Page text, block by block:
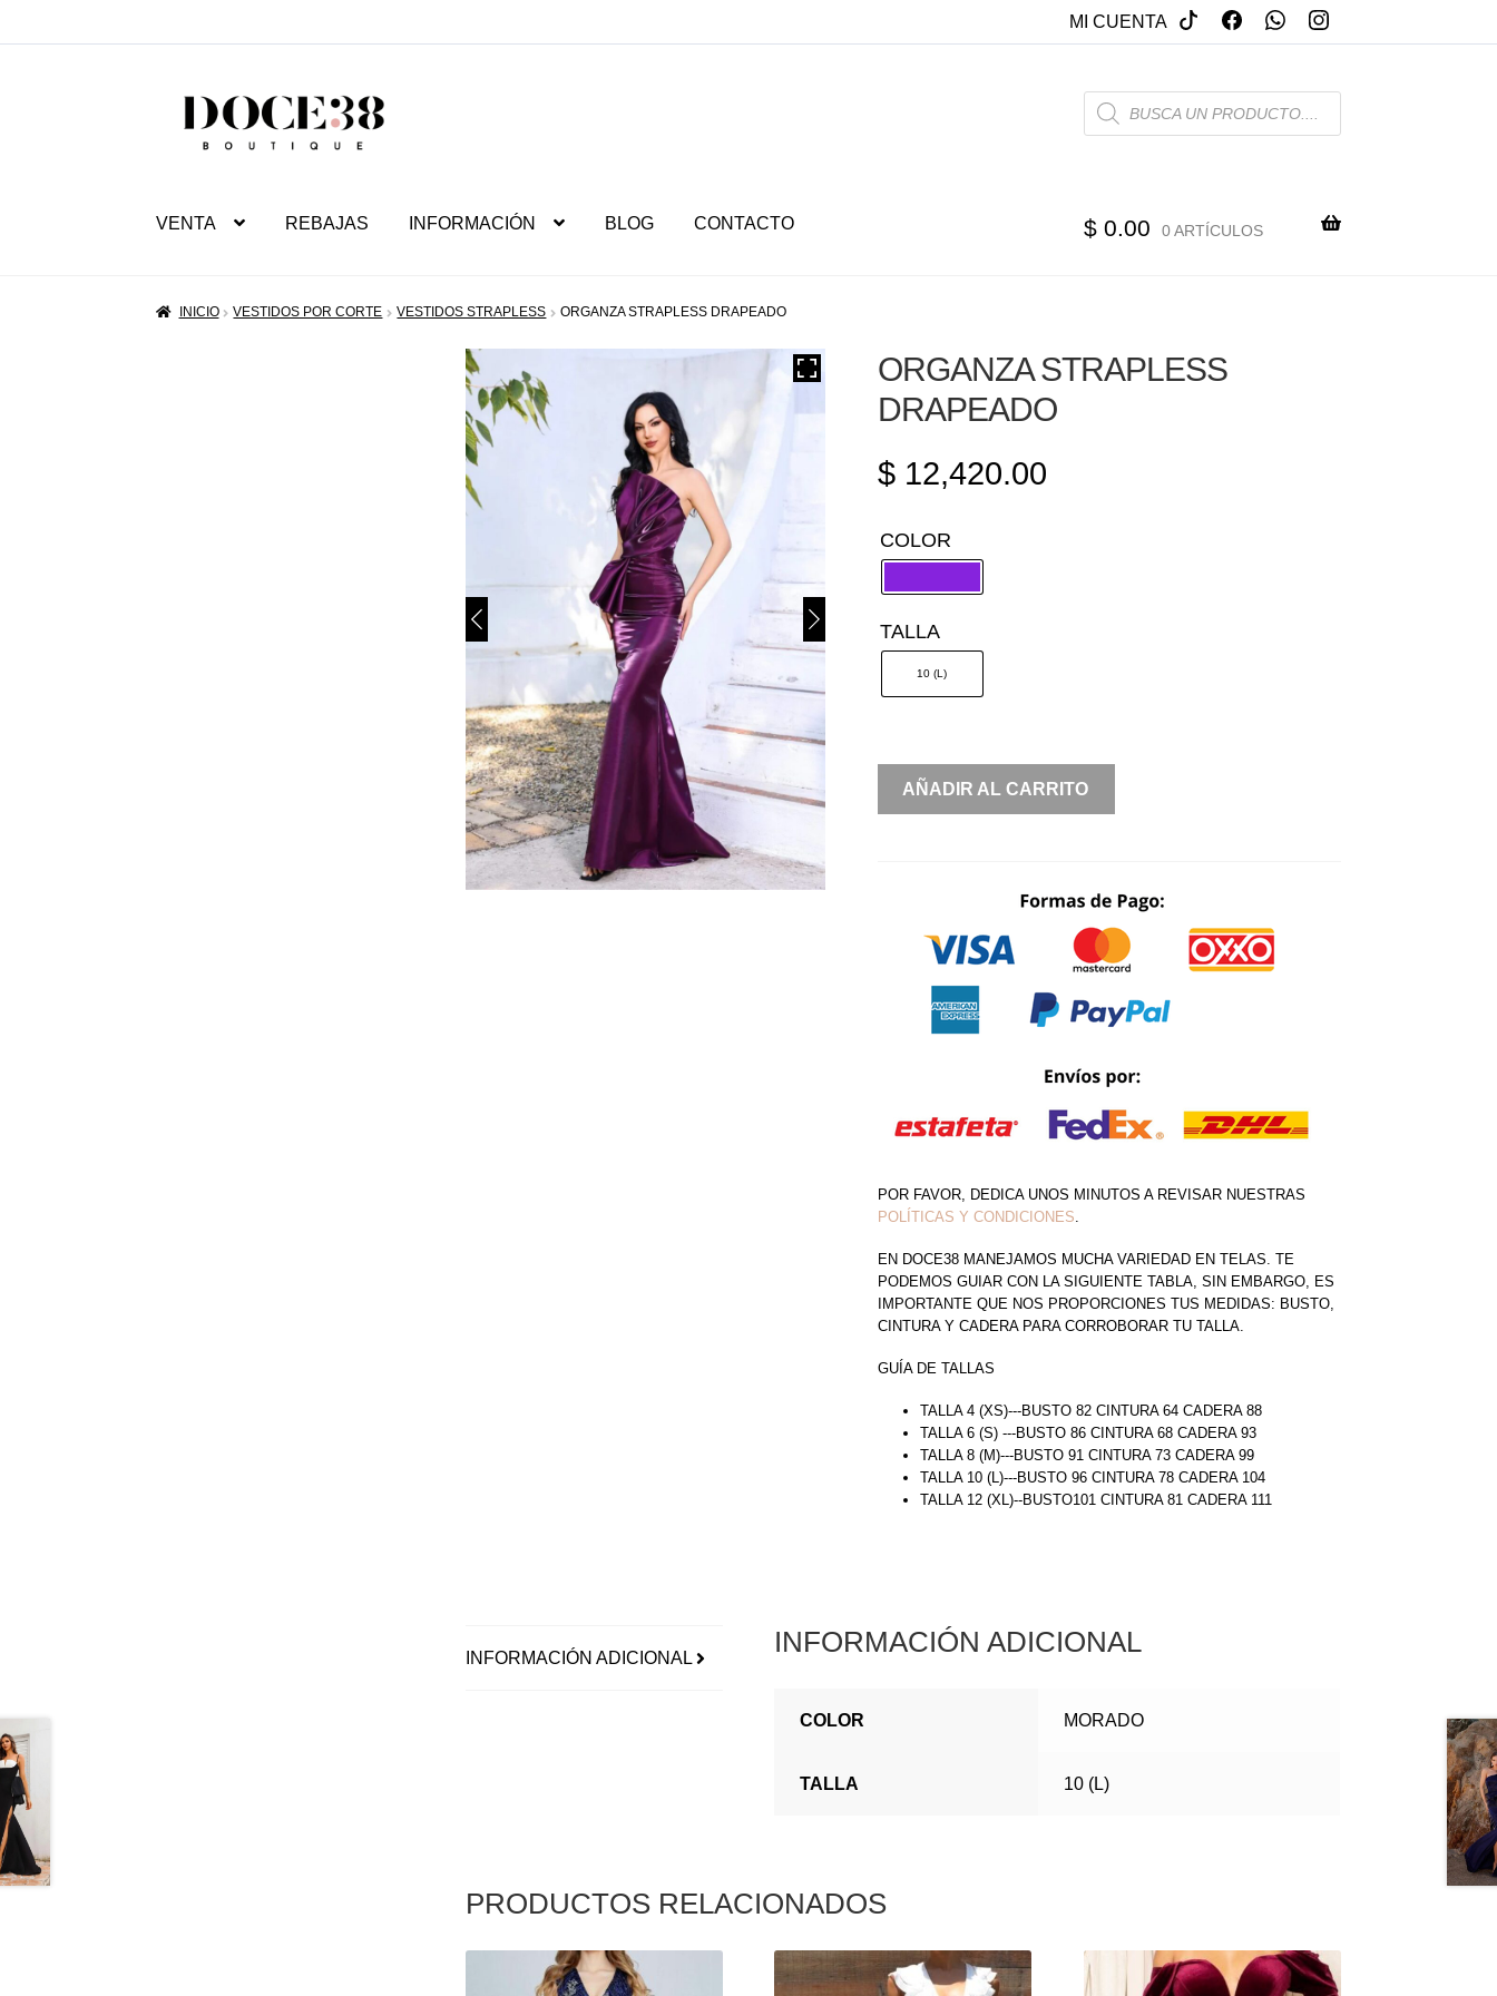
MI CUENTA
SALTAR
PRODUCTS
SEARCH
VENTA REBAJAS INFORMACIÓN BLOG CONTACTO $0.00 0 ARTÍCULOS
INICIO VESTIDOS POR CORTE VESTIDOS STRAPLESS ORGANZA STRAPLESS DRAPEADO
ORGANZA STRAPLESS
DRAPEADO
$12,420.00
COLOR
TALLA
10 (L)
ORGANZA
STRAPLESS
AÑADIR AL CARRITO
POR FAVOR, DEDICA UNOS MINUTOS A REVISAR NUESTRAS
POLÍTICAS Y CONDICIONES
EN DOCE38 MANEJAMOS MUCHA VARIEDAD EN TELAS. TE
PODEMOS GUIAR CON LA SIGUIENTE TABLA, SIN EMBARGO, ES
IMPORTANTE QUE NOS PROPORCIONES TUS MEDIDAS: BUSTO,
CINTURA Y CADERA PARA CORROBORAR TU TALLA.
GUÍA DE TALLAS
TALLA 4 (XS)---BUSTO 82 CINTURA 64 CADERA 88
TALLA 6 (S) ---BUSTO 86 CINTURA 68 CADERA 93
TALLA 8 (M)---BUSTO 91 CINTURA 73 CADERA 99
TALLA 10 (L)---BUSTO 96 CINTURA 78 CADERA 104
TALLA 12 (XL)--BUSTO101 CINTURA 81 CADERA 111
INFORMACIÓN ADICIONAL
INFORMACIÓN ADICIONAL
COLOR MORADO
TALLA 10 (L)
PRODUCTOS RELACIONADOS